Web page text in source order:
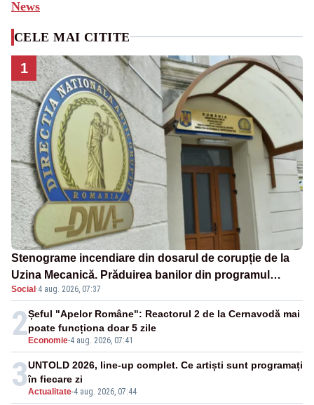
News
CELE MAI CITITE
1
Stenograme incendiare din dosarul de corupție de la
Uzina Mecanică. Prăduirea banilor din programul
SAFE, interceptată de DNA
Social ·4 aug. 2026, 07:37
2 Economie-4 aug. 2026, 07:41
Șeful "Apelor Române": Reactorul 2 de la Cernavodă mai
poate funcționa doar 5 zile
3Actualitate-4 aug. 2026, 07:44
UNTOLD 2026, line-up complet. Ce artiști sunt programați
în fiecare zi